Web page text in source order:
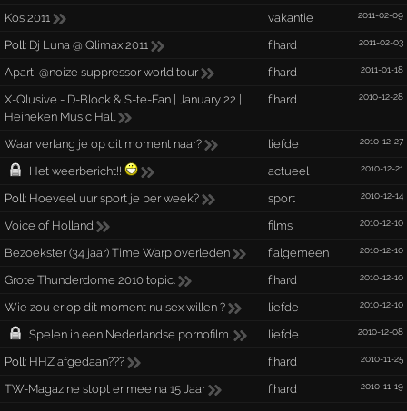
Kos 2011 vakantie 2011-02-09
Poll: Dj Luna @ Qlimax 2011 f:hard 2011-02-03
Apart! @noize suppressor world tour f:hard 2011-01-18
X-Qlusive - D-Block & S-te-Fan | January 22 |
Heineken Music Hall
f:hard 2010-12-28
Waar verlang je op dit moment naar? liefde 2010-12-27
Het weerbericht!! actueel 2010-12-21
Poll: Hoeveel uur sport je per week? sport 2010-12-14
Voice of Holland films 2010-12-10
Bezoekster (34 jaar) Time Warp overleden f:algemeen 2010-12-10
Grote Thunderdome 2010 topic. f:hard 2010-12-10
Wie zou er op dit moment nu sex willen ? liefde 2010-12-10
Spelen in een Nederlandse pornofilm. liefde 2010-12-08
Poll: HHZ afgedaan??? f:hard 2010-11-25
TW-Magazine stopt er mee na 15 Jaar f:hard 2010-11-19